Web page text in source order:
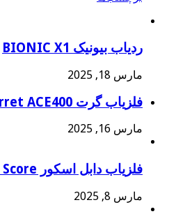
ردیاب بیونیک BIONIC X1
مارس 18, 2025
فلزیاب گرت Garret ACE400
مارس 16, 2025
فلزیاب دابل اسکور Double Score
مارس 8, 2025